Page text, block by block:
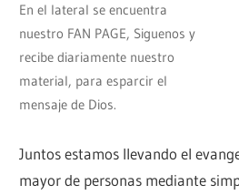
En el lateral se encuentra
nuestro FAN PAGE, Siguenos y
recibe diariamente nuestro
material, para esparcir el
mensaje de Dios.
Juntos estamos llevando el
mayor de personas mediante